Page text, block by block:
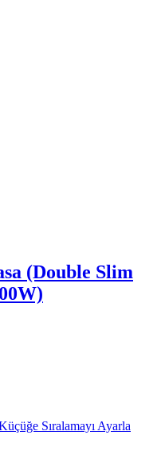
(Double Slim
Sıralamayı Ayarla